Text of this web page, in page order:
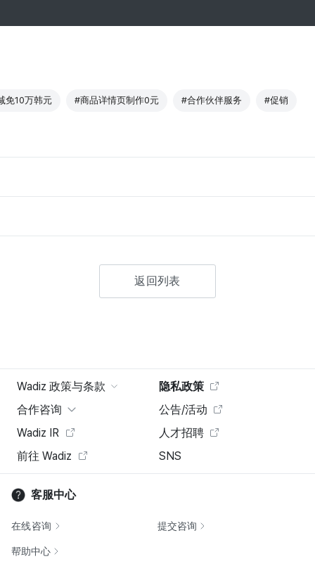
免10万韩元 #商品详情页制作0元 #合作伙伴服务 #促销
返回列表
Wadiz 政策与条款
隐私政策
合作咨询
公告/活动
Wadiz IR
人才招聘
前往 Wadiz
SNS
客服中心
在线咨询 提交咨询
帮助中心